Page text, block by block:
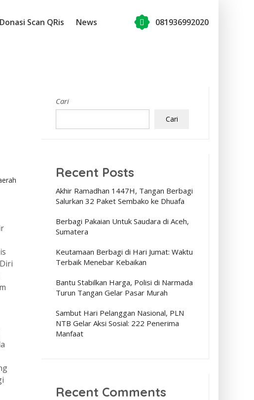
Donasi Scan QRis News 081936992020
Cari
Cari
Recent Posts
Akhir Ramadhan 1447H, Tangan Berbagi
Salurkan 32 Paket Sembako ke Dhuafa
Berbagi Pakaian Untuk Saudara di Aceh,
Sumatera
Keutamaan Berbagi di Hari Jumat: Waktu
Terbaik Menebar Kebaikan
Bantu Stabilkan Harga, Polisi di Narmada
Turun Tangan Gelar Pasar Murah
Sambut Hari Pelanggan Nasional, PLN
NTB Gelar Aksi Sosial: 222 Penerima
Manfaat
Recent Comments